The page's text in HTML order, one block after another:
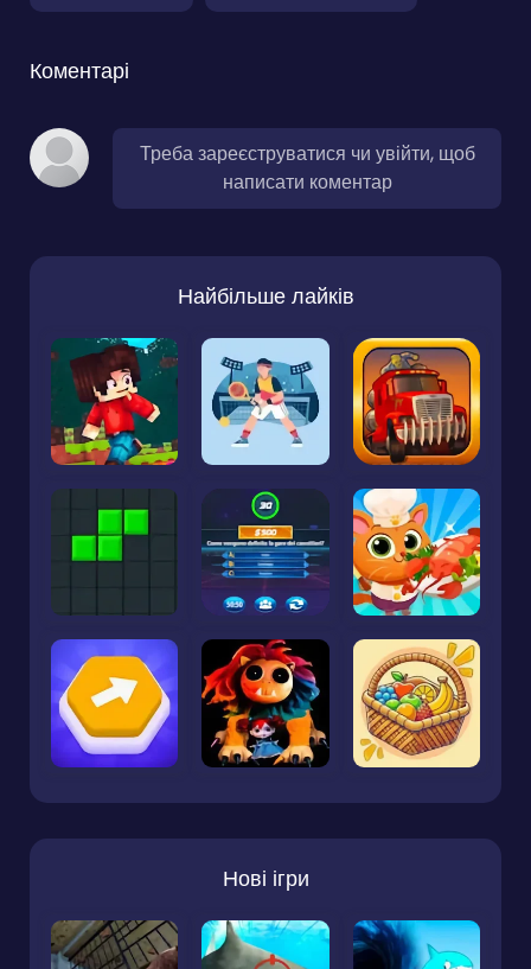
Коментарі
Треба зареєструватися чи увійти, щоб
написати коментар
Найбільше лайків
Нові ігри